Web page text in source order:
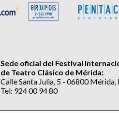
Sede oficial del Festival
de Teatro Clásico de Mérida:
Calle Santa Julia, 5 - 06800 Mérida,
Tel: 924 00 94 80